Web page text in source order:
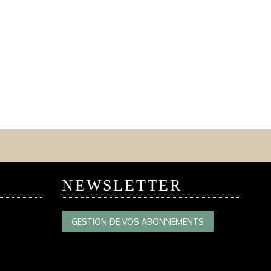
NEWSLETTER
GESTION DE VOS ABONNEMENTS